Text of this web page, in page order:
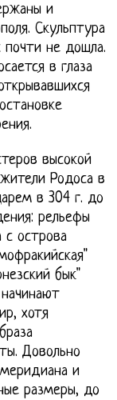
и
Скульптура
почти не дошла.
в глаза
высокой
Родоса в
в 304 г. до
рельефы
с острова
бык"
хотя
Довольно
и
размеры, до